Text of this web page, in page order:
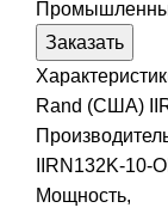
Заказать
Rand (США)
IIRN132K-
Мощность,